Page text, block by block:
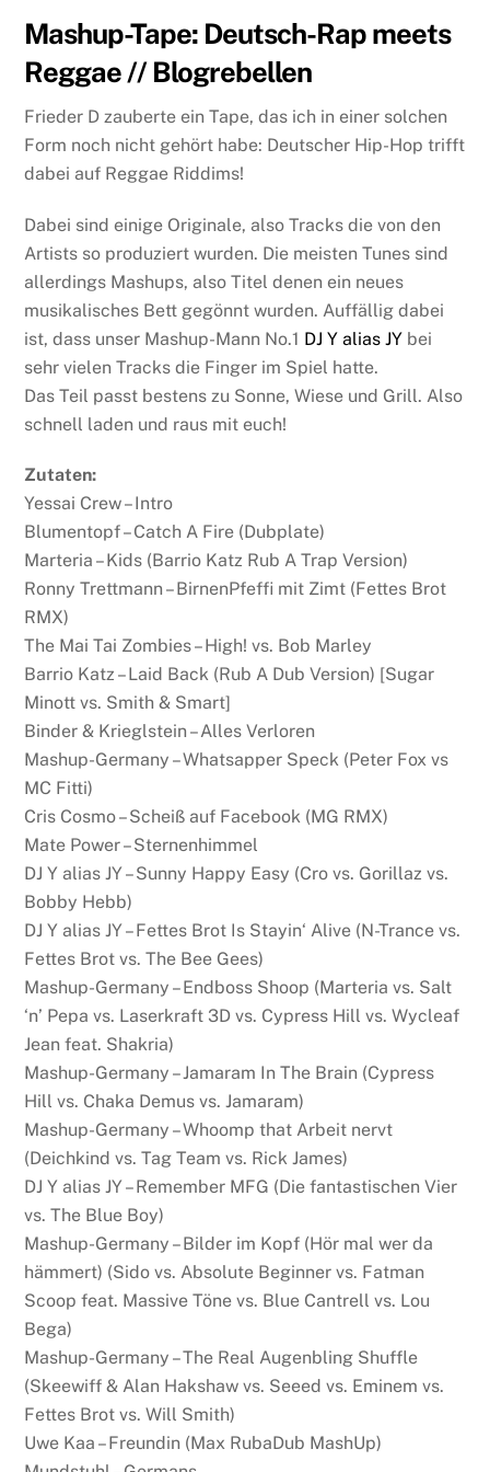
Mashup-Tape: Deutsch-Rap meets
Reggae // Blogrebellen
Frieder D zauberte ein Tape, das ich in einer solchen
Form noch nicht gehört habe: Deutscher Hip-Hop trifft
dabei auf Reggae Riddims!
Dabei sind einige Originale, also Tracks die von den
Artists so produziert wurden. Die meisten Tunes sind
allerdings Mashups, also Titel denen ein neues
musikalisches Bett gegönnt wurden. Auffällig dabei
ist, dass unser Mashup-Mann No.1 DJ Y alias JY bei
sehr vielen Tracks die Finger im Spiel hatte.
Das Teil passt bestens zu Sonne, Wiese und Grill. Also
schnell laden und raus mit euch!
Zutaten:
Yessai Crew – Intro
Blumentopf – Catch A Fire (Dubplate)
Marteria – Kids (Barrio Katz Rub A Trap Version)
Ronny Trettmann – BirnenPfeffi mit Zimt (Fettes Brot
RMX)
The Mai Tai Zombies – High! vs. Bob Marley
Barrio Katz – Laid Back (Rub A Dub Version) [Sugar
Minott vs. Smith & Smart]
Binder & Krieglstein – Alles Verloren
Mashup-Germany – Whatsapper Speck (Peter Fox vs
MC Fitti)
Cris Cosmo – Scheiß auf Facebook (MG RMX)
Mate Power – Sternenhimmel
DJ Y alias JY – Sunny Happy Easy (Cro vs. Gorillaz vs.
Bobby Hebb)
DJ Y alias JY – Fettes Brot Is Stayin‘ Alive (N-Trance vs.
Fettes Brot vs. The Bee Gees)
Mashup-Germany – Endboss Shoop (Marteria vs. Salt
‘n’ Pepa vs. Laserkraft 3D vs. Cypress Hill vs. Wycleaf
Jean feat. Shakria)
Mashup-Germany – Jamaram In The Brain (Cypress
Hill vs. Chaka Demus vs. Jamaram)
Mashup-Germany – Whoomp that Arbeit nervt
(Deichkind vs. Tag Team vs. Rick James)
DJ Y alias JY – Remember MFG (Die fantastischen Vier
vs. The Blue Boy)
Mashup-Germany – Bilder im Kopf (Hör mal wer da
hämmert) (Sido vs. Absolute Beginner vs. Fatman
Scoop feat. Massive Töne vs. Blue Cantrell vs. Lou
Bega)
Mashup-Germany – The Real Augenbling Shuffle
(Skeewiff & Alan Hakshaw vs. Seeed vs. Eminem vs.
Fettes Brot vs. Will Smith)
Uwe Kaa – Freundin (Max RubaDub MashUp)